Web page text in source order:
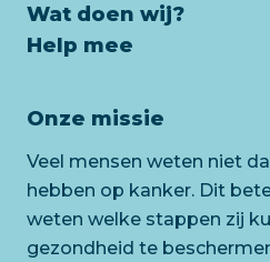
Wat doen wij?
Help mee
Onze missie
Veel mensen weten niet
hebben op kanker. Dit
weten welke stappen zij
gezondheid te